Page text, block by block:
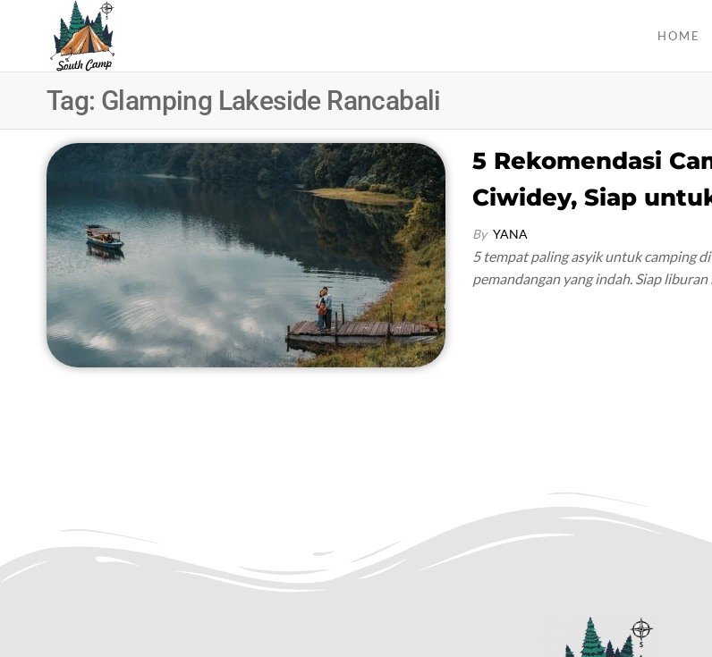
CAMP
Selatan
HOME
Tag: Glamping Lakeside Rancabali
5 Rekomendasi
Ciwidey, Siap
By YANA
5 tempat paling asyik untuk camping
pemandangan yang indah. Siap